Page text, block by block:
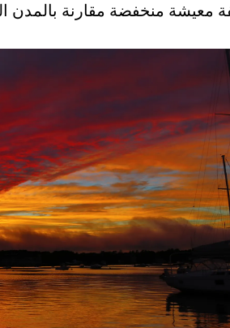
معيشة منخفضة مقارنة بالمدن